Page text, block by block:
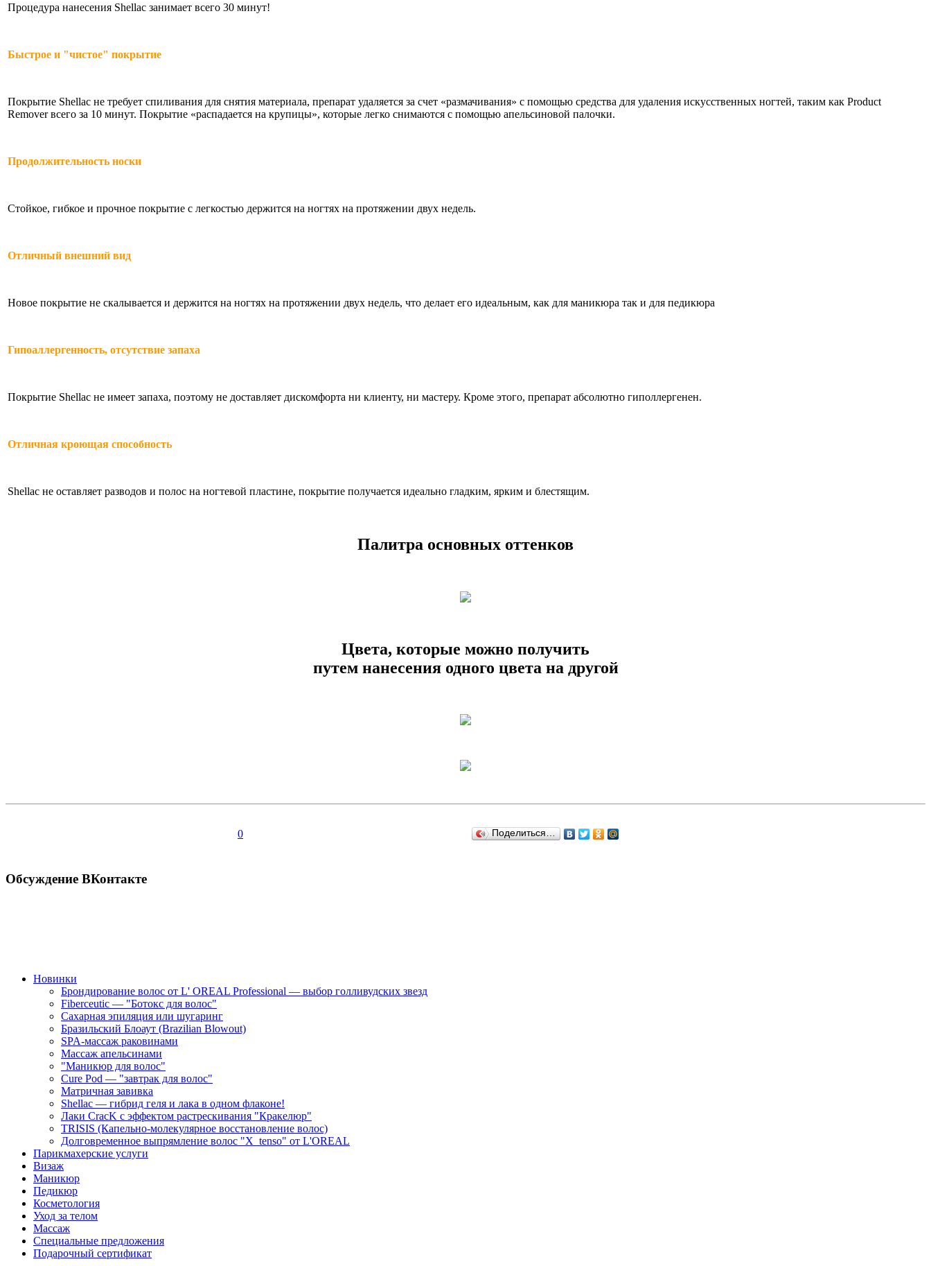
Процедура нанесения Shellac занимает всего 30 минут!
Быстрое и "чистое" покрытие
Покрытие Shellac не требует спиливания для снятия материала, препарат удаляется за счет «размачивания» с помощью средства для удаления искусственных ногтей, таким как Product
Remover всего за 10 минут. Покрытие «распадается на крупицы», которые легко снимаются с помощью апельсиновой палочки.
Продолжительность носки
Стойкое, гибкое и прочное покрытие с легкостью держится на ногтях на протяжении двух недель.
Отличный внешний вид
Новое покрытие не скалывается и держится на ногтях на протяжении двух недель, что делает его идеальным, как для маникюра так и для педикюра
Гипоаллергенность, отсутствие запаха
Покрытие Shellac не имеет запаха, поэтому не доставляет дискомфорта ни клиенту, ни мастеру. Кроме этого, препарат абсолютно гиполлергенен.
Отличная кроющая способность
Shellac не оставляет разводов и полос на ногтевой пластине, покрытие получается идеально гладким, ярким и блестящим.
Палитра основных оттенков
Цвета, которые можно получить
путем нанесения одного цвета на другой
0 Поделиться…
Обсуждение ВКонтакте
Новинки
Брондирование волос от L' OREAL Professional — выбор голливудских звезд
Fiberceutic — "Ботокс для волос"
Сахарная эпиляция или шугаринг
Бразильский Блоаут (Brazilian Blowout)
SPA-массаж раковинами
Массаж апельсинами
"Маникюр для волос"
Cure Pod — "завтрак для волос"
Матричная завивка
Shellac — гибрид геля и лака в одном флаконе!
Лаки CracK с эффектом растрескивания "Кракелюр"
TRISIS (Капельно-молекулярное восстановление волос)
Долговременное выпрямление волос "X_tenso" от L'OREAL
Парикмахерские услуги
Визаж
Маникюр
Педикюр
Косметология
Уход за телом
Массаж
Специальные предложения
Подарочный сертификат